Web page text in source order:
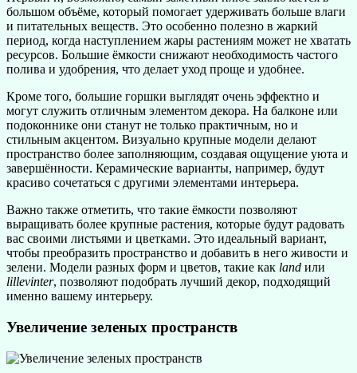
большом объёме, который помогает удерживать больше влаги
и питательных веществ. Это особенно полезно в жаркий
период, когда наступлением жары растениям может не хватать
ресурсов. Большие ёмкости снижают необходимость частого
полива и удобрения, что делает уход проще и удобнее.
Кроме того, большие горшки выглядят очень эффектно и
могут служить отличным элементом декора. На балконе или
подоконнике они станут не только практичным, но и
стильным акцентом. Визуально крупные модели делают
пространство более заполняющим, создавая ощущение уюта и
завершённости. Керамические варианты, например, будут
красиво сочетаться с другими элементами интерьера.
Важно также отметить, что такие ёмкости позволяют
выращивать более крупные растения, которые будут радовать
вас своими листьями и цветками. Это идеальный вариант,
чтобы преобразить пространство и добавить в него живости и
зелени. Модели разных форм и цветов, такие как land или
lillevinter, позволяют подобрать лучший декор, подходящий
именно вашему интерьеру.
Увеличение зеленых пространств